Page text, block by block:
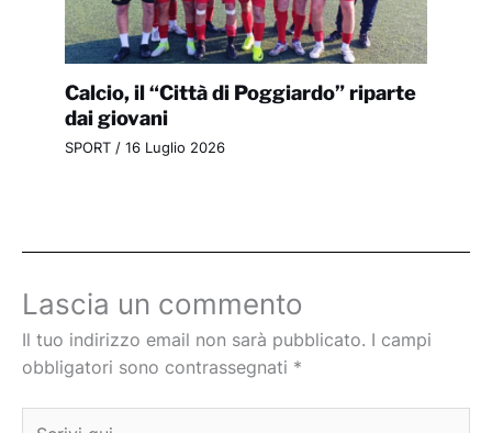
Calcio, il “Città di Poggiardo” riparte
dai giovani
SPORT/ 16 Luglio 2026
Lascia un commento
Il tuo indirizzo email non sarà pubblicato. I campi
obbligatori sono contrassegnati *